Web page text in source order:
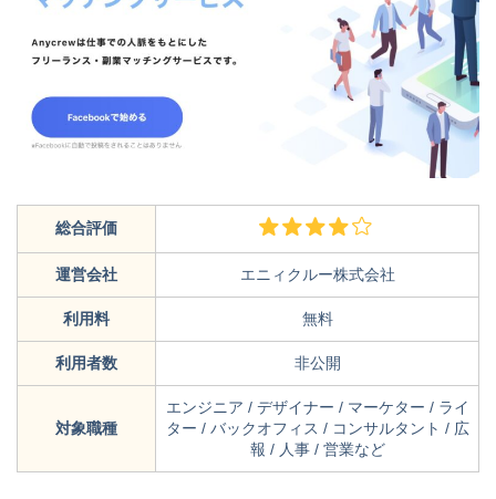
総合評価
運営会社 エニィクルー株式会社
利用料 無料
利用者数 非公開
対象職種
エンジニア / デザイナー / マーケター / ライ
ター / バックオフィス / コンサルタント / 広
報 / 人事 / 営業など